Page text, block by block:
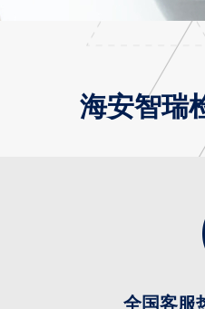
海安智瑞
全国客服